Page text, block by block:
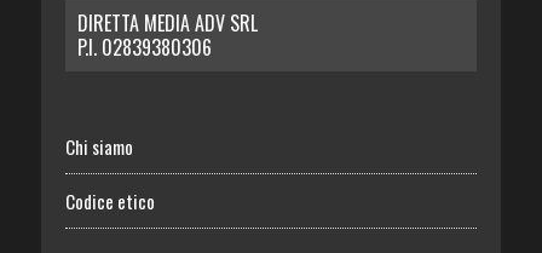
DIRETTA MEDIA ADV SRL
P.I. 02839380306
Chi siamo
Codice etico